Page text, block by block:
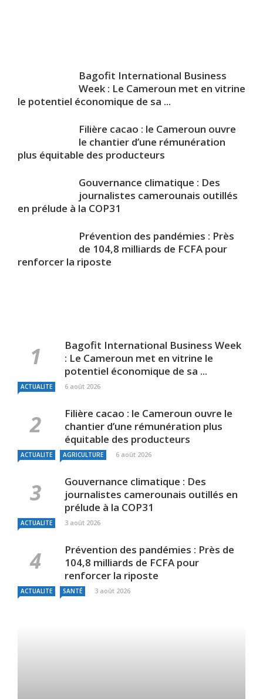
Bagofit International Business
Week : Le Cameroun met en vitrine
le potentiel économique de sa ...
Filière cacao : le Cameroun ouvre
le chantier d’une rémunération
plus équitable des producteurs
Gouvernance climatique : Des
journalistes camerounais outillés
en prélude à la COP31
Prévention des pandémies : Près
de 104,8 milliards de FCFA pour
renforcer la riposte
Bagofit International Business Week
: Le Cameroun met en vitrine le
potentiel économique de sa ...
ACTUALITE 6 août 2026
Filière cacao : le Cameroun ouvre le
chantier d’une rémunération plus
équitable des producteurs
ACTUALITE AGRICULTURE 6 août 2026
Gouvernance climatique : Des
journalistes camerounais outillés en
prélude à la COP31
ACTUALITE 3 août 2026
Prévention des pandémies : Près de
104,8 milliards de FCFA pour
renforcer la riposte
ACTUALITE SANTÉ 3 août 2026